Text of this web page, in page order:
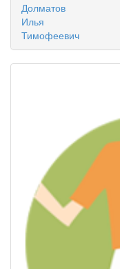
Долматов
Илья
Тимофеевич